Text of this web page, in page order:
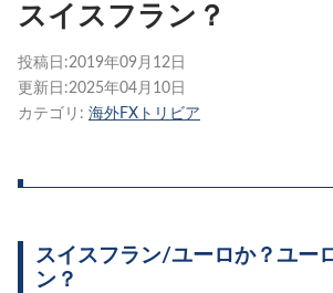
スイスフラン？
投稿日:2019年09月12日
更新日:2025年04月10日
カテゴリ: 海外FXトリビア
スイスフラン/ユーロか？ユー
ン？